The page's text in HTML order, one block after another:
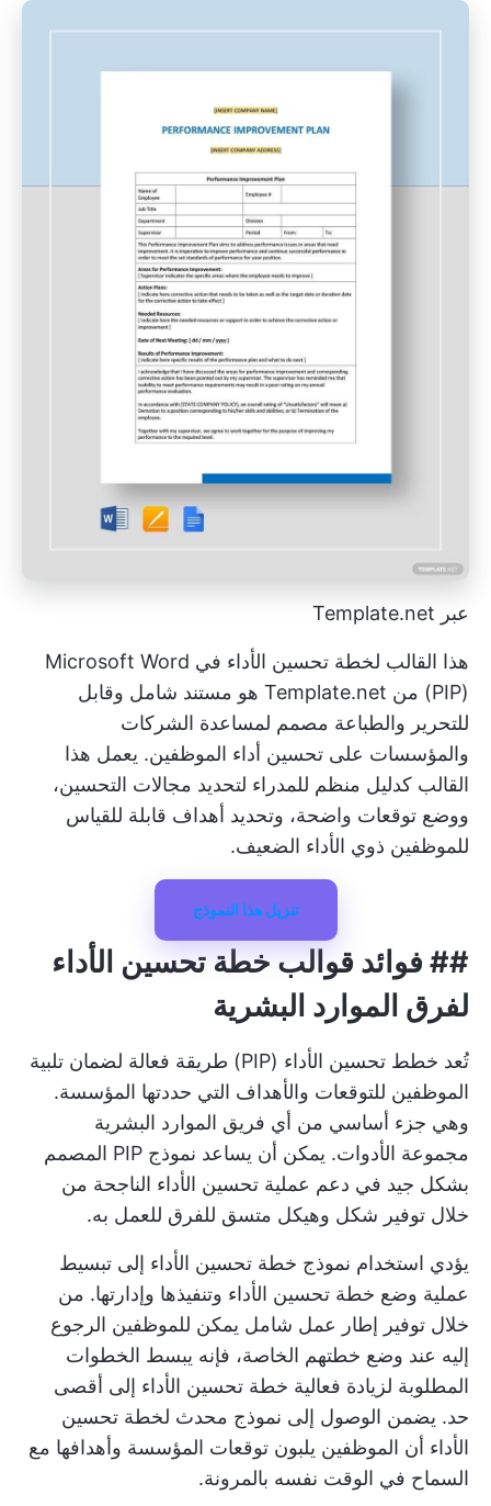
عبر Template.net
هذا القالب لخطة تحسين الأداء في Microsoft Word
(PIP) من Template.net هو مستند شامل وقابل
للتحرير والطباعة مصمم لمساعدة الشركات
والمؤسسات على تحسين أداء الموظفين. يعمل هذا
القالب كدليل منظم للمدراء لتحديد مجالات التحسين،
ووضع توقعات واضحة، وتحديد أهداف قابلة للقياس
للموظفين ذوي الأداء الضعيف.
تنزيل هذا النموذج
## فوائد قوالب خطة تحسين الأداء
لفرق الموارد البشرية
تُعد خطط تحسين الأداء (PIP) طريقة فعالة لضمان تلبية
الموظفين للتوقعات والأهداف التي حددتها المؤسسة.
وهي جزء أساسي من أي فريق الموارد البشرية
مجموعة الأدوات. يمكن أن يساعد نموذج PIP المصمم
بشكل جيد في دعم عملية تحسين الأداء الناجحة من
خلال توفير شكل وهيكل متسق للفرق للعمل به.
يؤدي استخدام نموذج خطة تحسين الأداء إلى تبسيط
عملية وضع خطة تحسين الأداء وتنفيذها وإدارتها. من
خلال توفير إطار عمل شامل يمكن للموظفين الرجوع
إليه عند وضع خطتهم الخاصة، فإنه يبسط الخطوات
المطلوبة لزيادة فعالية خطة تحسين الأداء إلى أقصى
حد. يضمن الوصول إلى نموذج محدث لخطة تحسين
الأداء أن الموظفين يلبون توقعات المؤسسة وأهدافها مع
السماح في الوقت نفسه بالمرونة.